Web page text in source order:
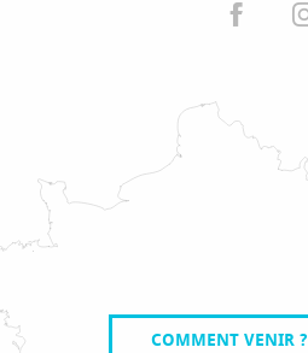
COMMENT VENIR ?